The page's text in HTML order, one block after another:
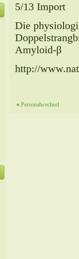
5/13 Import
Die
Amyloid-β
http://
« Personalwechsel